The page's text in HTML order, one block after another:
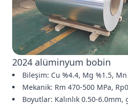
2024 alüminyum bobin
Bileşim: Cu %4.4, Mg %1.5,
Mekanik: Rm 470-500 MPa,
Boyutlar: Kalınlık 0.50-